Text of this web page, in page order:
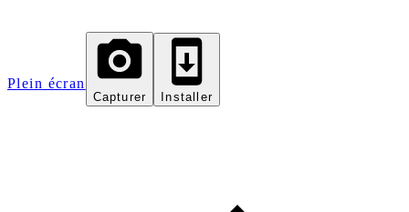
Plein écran
Capturer Installer